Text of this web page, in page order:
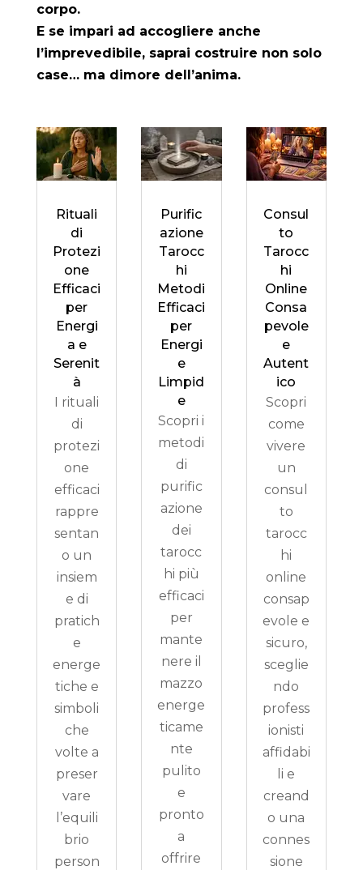
corpo.
E se impari ad accogliere anche
l’imprevedibile, saprai costruire non solo
case… ma dimore dell’anima.
Rituali
di
Protezi
one
Efficaci
per
Energi
a e
Serenit
à
I rituali
di
protezi
one
efficaci
rappre
sentan
o un
insiem
e di
pratich
e
energe
tiche e
simboli
che
volte a
preser
vare
l’equili
brio
person
Purific
azione
Tarocc
hi
Metodi
Efficaci
per
Energi
e
Limpid
e
Scopri i
metodi
di
purific
azione
dei
tarocc
hi più
efficaci
per
mante
nere il
mazzo
energe
ticame
nte
pulito
e
pronto
a
offrire
Consul
to
Tarocc
hi
Online
Consa
pevole
e
Autent
ico
Scopri
come
vivere
un
consul
to
tarocc
hi
online
consap
evole e
sicuro,
sceglie
ndo
profess
ionisti
affidabi
li e
creand
o una
connes
sione